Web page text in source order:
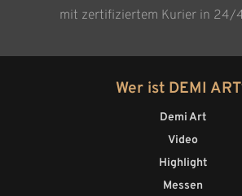
mit zertifiziertem Kurier in 24/
Wer ist DEMI
Demi Art
Video
Highlight
Messen